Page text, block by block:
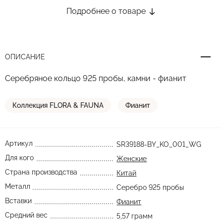
Подробнее о товаре
ОПИСАНИЕ
Серебряное кольцо 925 пробы, камни - фианит
Коллекция FLORA & FAUNA Фианит
Артикул
SR39188-BY_KO_001_WG
Для кого
Женские
Страна производства
Китай
Металл
Серебро 925 пробы
Вставки
Фианит
Средний вес
5,57 грамм